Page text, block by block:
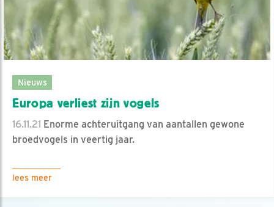
Nieuws
Europa verliest zijn vogels
16.11.21 Enorme achteruitgang van aantallen gewone
broedvogels in veertig jaar.
lees meer